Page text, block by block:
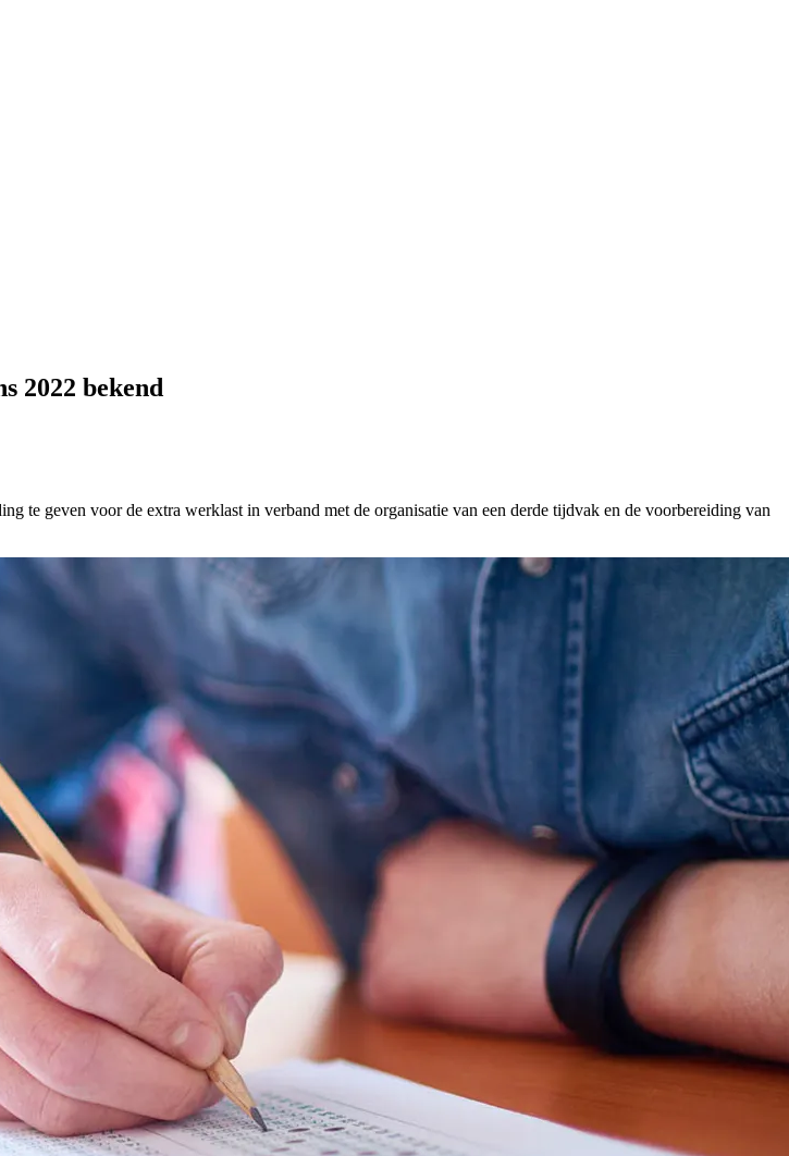
2022 bekend
te geven voor de extra werklast in verband met de organisatie van een derde tijdvak en de voorbereiding van